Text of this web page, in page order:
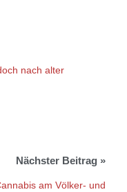
nach alter
am Völker- und